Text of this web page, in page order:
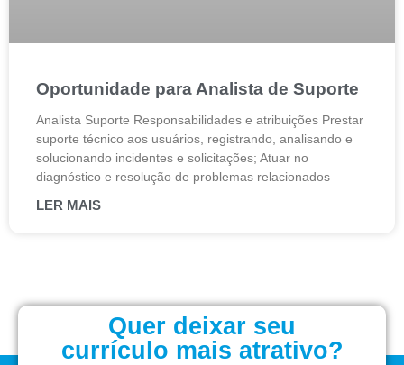
Oportunidade para Analista de Suporte
Analista Suporte Responsabilidades e atribuições Prestar
suporte técnico aos usuários, registrando, analisando e
solucionando incidentes e solicitações; Atuar no
diagnóstico e resolução de problemas relacionados
LER MAIS
Quer deixar seu
currículo mais atrativo?